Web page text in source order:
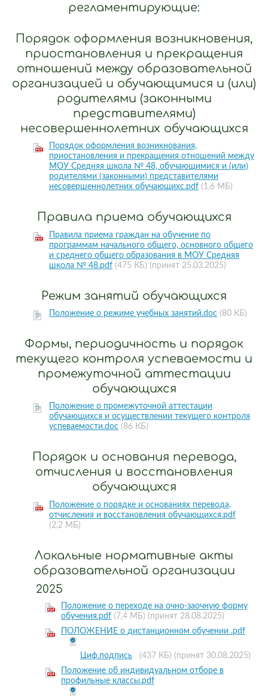
регламентирующие:
Порядок оформления возникновения,
приостановления и прекращения
отношений между образовательной
организацией и обучающимися и (или)
родителями (законными
представителями)
несовершеннолетних обучающихся
Порядок оформления возникнования,
приостановления и прекращения отношений между
МОУ Средняя школа № 48, обучающимися и (или)
родителями (законными) представителями
несовершеннолетних обучающихс.pdf (1,6 МБ)
Правила приема обучающихся
Правила приема граждан на обучение по
программам начального общего, основного общего
и среднего общего образования в МОУ Средняя
школа № 48.pdf (475 КБ) (принят 25.03.2025)
Режим занятий обучающихся
Положение о режиме учебных занятий.doc (80 КБ)
Формы, периодичность и порядок
текущего контроля успеваемости и
промежуточной аттестации
обучающихся
Положение о промежуточной аттестации
обучающихся и осуществлении текущего контроля
успеваемости.doc (86 КБ)
Порядок и основания перевода,
отчисления и восстановления
обучающихся
Положение о порядке и основаниях перевода,
отчисления и восстановления обучающихся.pdf
(2,2 МБ)
Локальные нормативные акты
образовательной организации
2025
Положение о переходе на очно-заочную форму
обучения.pdf (7,4 МБ) (принят 28.08.2025)
ПОЛОЖЕНИЕ о дистанционном обучении .pdf
Циф.подпись (437 КБ) (принят 30.08.2025)
Положение об индивидуальном отборе в
профильные классы.pdf